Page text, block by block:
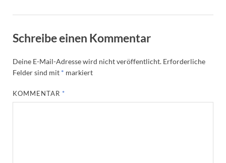
Schreibe einen Kommentar
Deine E-Mail-Adresse wird nicht veröffentlicht. Erforderliche
Felder sind mit * markiert
KOMMENTAR *